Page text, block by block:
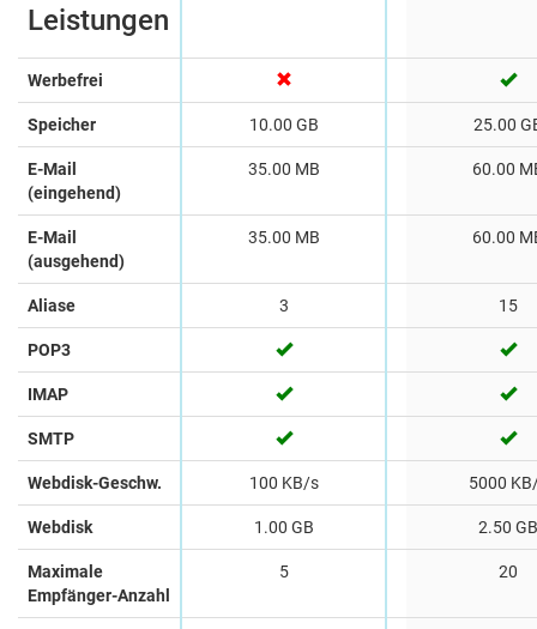
Leistungen
Werbefrei
Speicher 10.00 GB 25.00
E-Mail
(eingehend)
35.00 MB 60.00
E-Mail
(ausgehend)
35.00 MB 60.00
Aliase 3 15
POP3
IMAP
SMTP
Webdisk-Geschw. 100 KB/s 5000
Webdisk 1.00 GB 2.50 GB
Maximale
Empfänger-Anzahl
5 20